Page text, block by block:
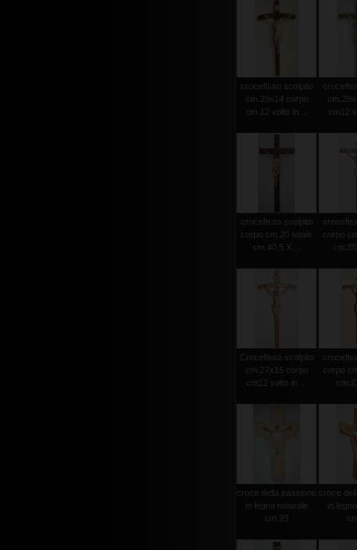
crocefisso scolpito
cm.29x14 corpo
cm.12 volto in ...
cm12
crocefisso scolpito
corpo cm.20 totale
cm.40,5 X ...
corpo
Crocefisso scolpito
cm.27x15 corpo
cm12 volto in ...
corpo
croce della passione
in legno naturale
cm.23
croce
in